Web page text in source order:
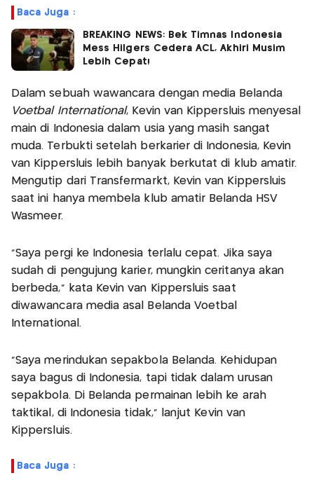
Baca Juga :
BREAKING NEWS: Bek Timnas Indonesia
Mess Hilgers Cedera ACL, Akhiri Musim
Lebih Cepat!
Dalam sebuah wawancara dengan media Belanda
Voetbal International, Kevin van Kippersluis menyesal
main di Indonesia dalam usia yang masih sangat
muda. Terbukti setelah berkarier di Indonesia, Kevin
van Kippersluis lebih banyak berkutat di klub amatir.
Mengutip dari Transfermarkt, Kevin van Kippersluis
saat ini hanya membela klub amatir Belanda HSV
Wasmeer.
“Saya pergi ke Indonesia terlalu cepat. Jika saya
sudah di pengujung karier, mungkin ceritanya akan
berbeda," kata Kevin van Kippersluis saat
diwawancara media asal Belanda Voetbal
International.
"Saya merindukan sepakbola Belanda. Kehidupan
saya bagus di Indonesia, tapi tidak dalam urusan
sepakbola. Di Belanda permainan lebih ke arah
taktikal, di Indonesia tidak," lanjut Kevin van
Kippersluis.
Baca Juga :